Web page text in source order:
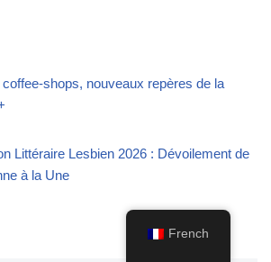
coffee-shops, nouveaux repères de la
Littéraire Lesbien 2026 : Dévoilement de
à la Une
French